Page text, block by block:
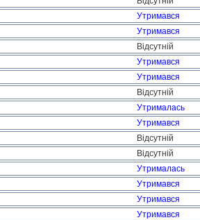
Утримався
Утримався
Відсутній
Утримався
Утримався
Відсутній
Утрималась
Утримався
Відсутній
Відсутній
Утрималась
Утримався
Утримався
Утримався